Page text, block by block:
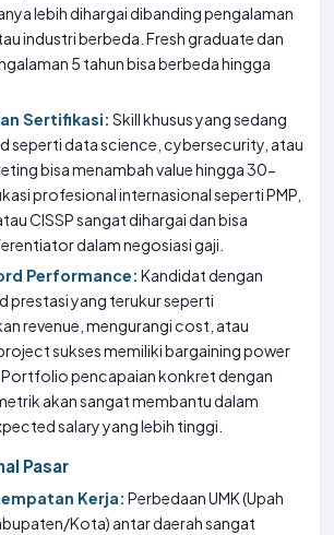
lebih dihargai dibanding pengalaman
industri berbeda. Fresh graduate dan
5 tahun bisa berbeda hingga
Sertifikasi: Skill khusus yang sedang
seperti data science, cybersecurity, atau
bisa menambah value hingga 30-
profesional internasional seperti PMP,
CISSP sangat dihargai dan bisa
dalam negosiasi gaji.
Performance: Kandidat dengan
prestasi yang terukur seperti
revenue, mengurangi cost, atau
sukses memiliki bargaining power
pencapaian konkret dengan
akan sangat membantu dalam
salary yang lebih tinggi.
Pasar
Kerja: Perbedaan UMK (Upah
Kota) antar daerah sangat